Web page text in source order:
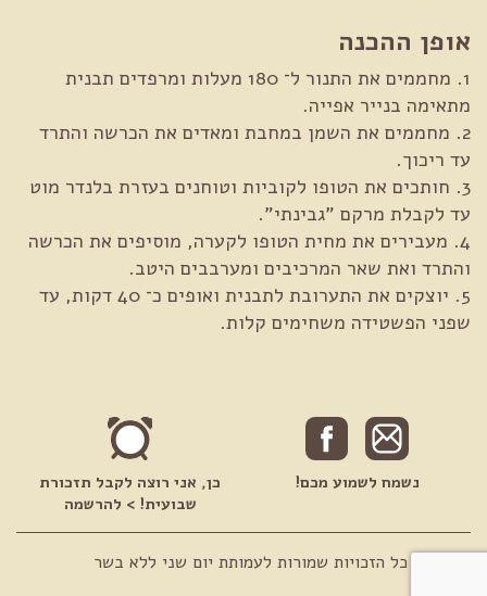
אופן ההכנה
1. מחממים את התנור ל־ 180 מעלות ומרפדים תבנית
מתאימה בנייר אפייה.
2. מחממים את השמן במחבת ומאדים את הכרשה והתרד
עד ריכוך.
3. חותכים את הטופו לקוביות וטוחנים בעזרת בלנדר מוט
עד לקבלת מרקם "גבינתי".
4. מעבירים את מחית הטופו לקערה, מוסיפים את הכרשה
והתרד ואת שאר המרכיבים ומערבבים היטב.
5. יוצקים את התערובת לתבנית ואופים כ־ 40 דקות, עד
שפני הפשטידה משחימים קלות.
נשמח לשמוע מכם!
כן, אני רוצה לקבל תזכורת
שבועית! > להרשמה